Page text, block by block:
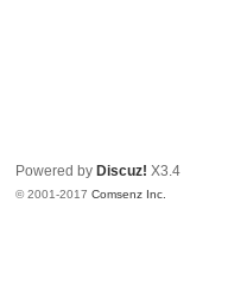
Powered by Discuz! X3.4
© 2001-2017Comsenz Inc.